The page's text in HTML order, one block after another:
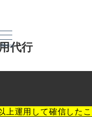
代行
運用して確信したこ